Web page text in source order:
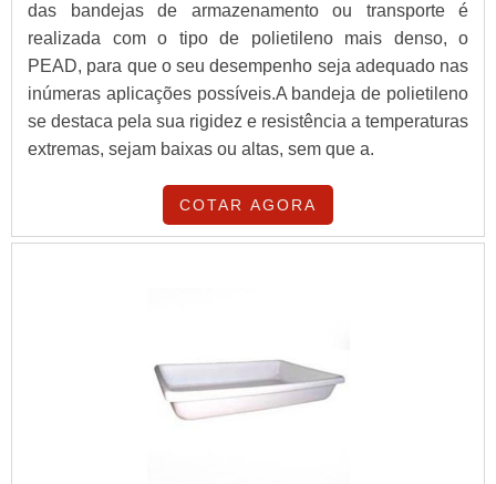
das bandejas de armazenamento ou transporte é
realizada com o tipo de polietileno mais denso, o
PEAD, para que o seu desempenho seja adequado nas
inúmeras aplicações possíveis.A bandeja de polietileno
se destaca pela sua rigidez e resistência a temperaturas
extremas, sejam baixas ou altas, sem que a.
COTAR AGORA